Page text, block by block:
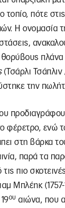
πότε
Η ονομασία
θορύβους
(Τσάρλι
την
ενώ
στη βάρκα
παρά τα
πιο
Μπλέηκ
ου αιώνα, που